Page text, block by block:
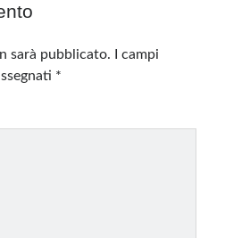
sarà pubblicato.
I campi
*